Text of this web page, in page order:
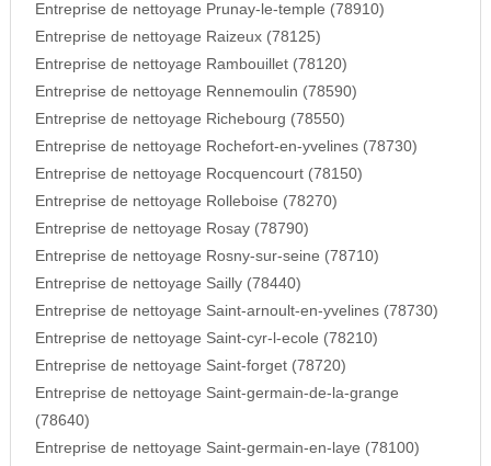
Entreprise de nettoyage Prunay-le-temple (78910)
Entreprise de nettoyage Raizeux (78125)
Entreprise de nettoyage Rambouillet (78120)
Entreprise de nettoyage Rennemoulin (78590)
Entreprise de nettoyage Richebourg (78550)
Entreprise de nettoyage Rochefort-en-yvelines (78730)
Entreprise de nettoyage Rocquencourt (78150)
Entreprise de nettoyage Rolleboise (78270)
Entreprise de nettoyage Rosay (78790)
Entreprise de nettoyage Rosny-sur-seine (78710)
Entreprise de nettoyage Sailly (78440)
Entreprise de nettoyage Saint-arnoult-en-yvelines (78730)
Entreprise de nettoyage Saint-cyr-l-ecole (78210)
Entreprise de nettoyage Saint-forget (78720)
Entreprise de nettoyage Saint-germain-de-la-grange
(78640)
Entreprise de nettoyage Saint-germain-en-laye (78100)